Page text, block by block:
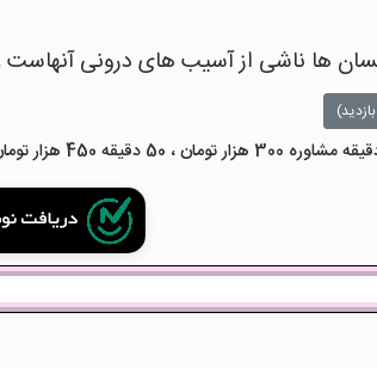
انسان ها ناشی از آسیب های درونی